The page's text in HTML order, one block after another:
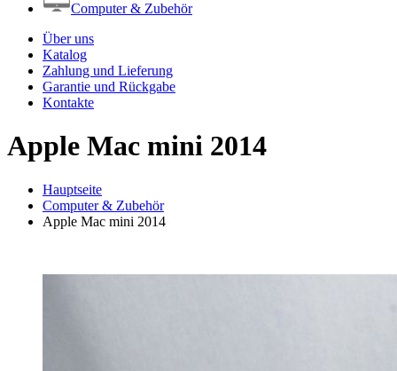
Computer & Zubehör
Über uns
Katalog
Zahlung und Lieferung
Garantie und Rückgabe
Kontakte
Apple Mac mini 2014
Hauptseite
Computer & Zubehör
Apple Mac mini 2014